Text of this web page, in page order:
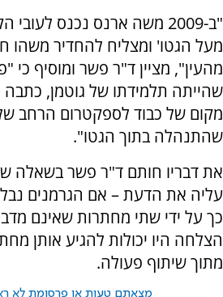
"ב-2009 משה ארנס נכנס
מעל הגטו' ומצליח להחדיר משהו
מהעין", מציין ד"ר פשר ומוסיף כי
שהייתה תלמידתו של גוטמן, כתבה
מקום של כבוד לספקטרום הרחב
שהתנהלה בתוך הגטו".
את דבריו חותם ד"ר פשר בשאלה
עליה את הדעת – אם הגרמנים
כך על ידי שתי מחתרות שאינם
הצלחה היו יכולות להגיע אותן
מתוך שיתוף פעולה.
מצאתם טעות או פרסומת לא